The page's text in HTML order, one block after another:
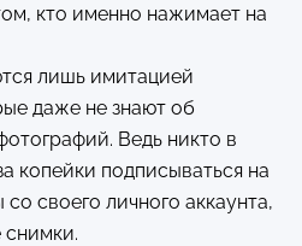
кто именно нажимает на
лишь имитацией
даже не знают об
Ведь никто в
копейки подписываться на
своего личного аккаунта,
снимки.